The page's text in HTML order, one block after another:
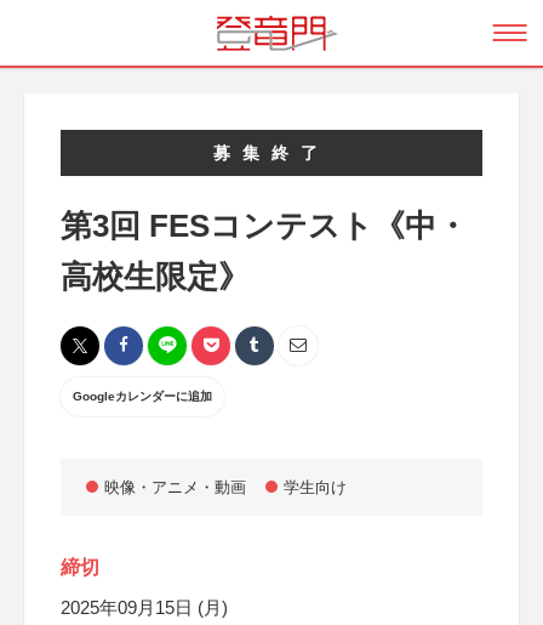
募集終了
第3回 FESコンテスト《中・
高校生限定》
Googleカレンダーに追加
映像・アニメ・動画 学生向け
締切
2025年09月15日 (月)